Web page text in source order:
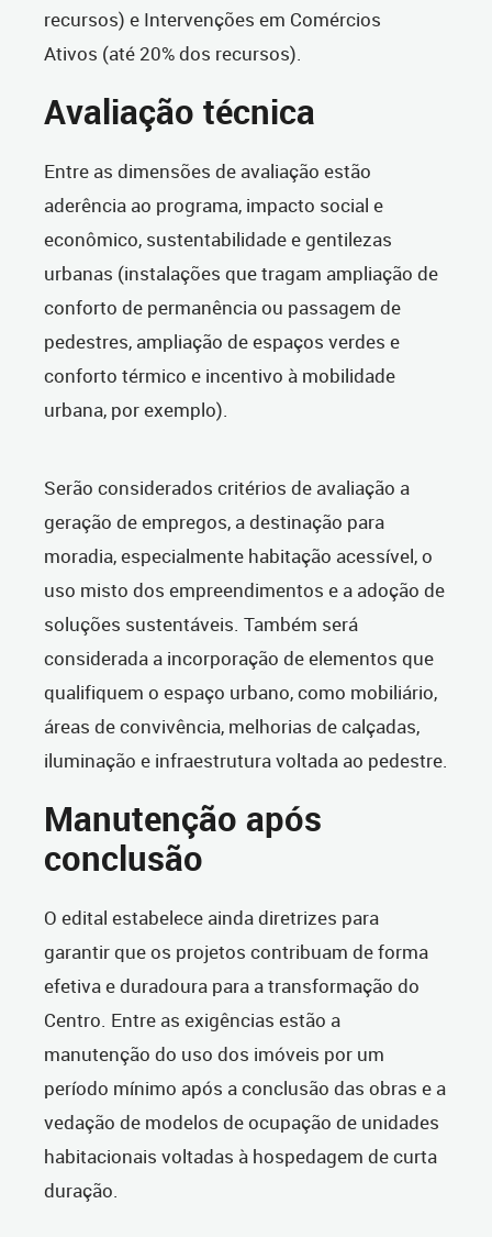
recursos) e Intervenções em Comércios
Ativos (até 20% dos recursos).
Avaliação técnica
Entre as dimensões de avaliação estão
aderência ao programa, impacto social e
econômico, sustentabilidade e gentilezas
urbanas (instalações que tragam ampliação de
conforto de permanência ou passagem de
pedestres, ampliação de espaços verdes e
conforto térmico e incentivo à mobilidade
urbana, por exemplo).
Serão considerados critérios de avaliação a
geração de empregos, a destinação para
moradia, especialmente habitação acessível, o
uso misto dos empreendimentos e a adoção de
soluções sustentáveis. Também será
considerada a incorporação de elementos que
qualifiquem o espaço urbano, como mobiliário,
áreas de convivência, melhorias de calçadas,
iluminação e infraestrutura voltada ao pedestre.
Manutenção após
conclusão
O edital estabelece ainda diretrizes para
garantir que os projetos contribuam de forma
efetiva e duradoura para a transformação do
Centro. Entre as exigências estão a
manutenção do uso dos imóveis por um
período mínimo após a conclusão das obras e a
vedação de modelos de ocupação de unidades
habitacionais voltadas à hospedagem de curta
duração.